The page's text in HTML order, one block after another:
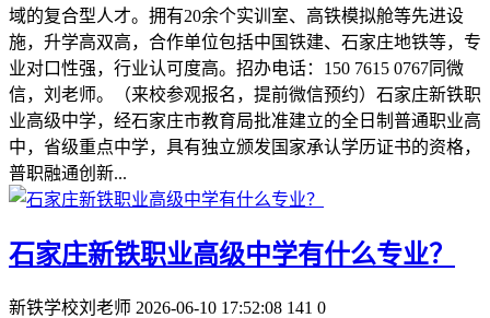
域的复合型人才。拥有20余个实训室、高铁模拟舱等先进设
施，升学高双高，合作单位包括中国铁建、石家庄地铁等，专
业对口性强，行业认可度高。招办电话：150 7615 0767同微
信，刘老师。（来校参观报名，提前微信预约）石家庄新铁职
业高级中学，经石家庄市教育局批准建立的全日制普通职业高
中，省级重点中学，具有独立颁发国家承认学历证书的资格，
普职融通创新...
石家庄新铁职业高级中学有什么专业？
新铁学校刘老师 2026-06-10 17:52:08 141 0